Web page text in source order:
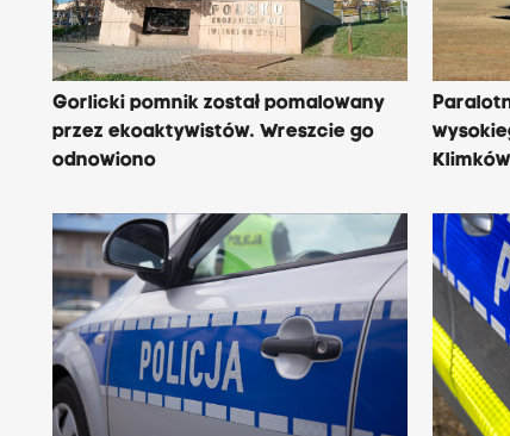
Gorlicki pomnik został pomalowany
przez ekoaktywistów. Wreszcie go
odnowiono